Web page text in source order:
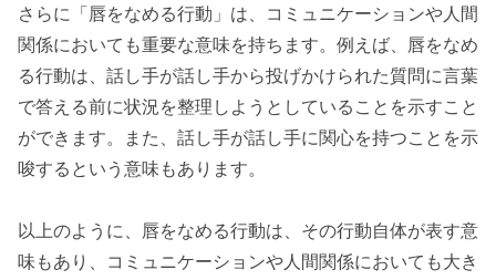
さらに「唇をなめる行動」は、コミュニケーションや人間
関係においても重要な意味を持ちます。例えば、唇をなめ
る行動は、話し手が話し手から投げかけられた質問に言葉
で答える前に状況を整理しようとしていることを示すこと
ができます。また、話し手が話し手に関心を持つことを示
唆するという意味もあります。
以上のように、唇をなめる行動は、その行動自体が表す意
味もあり、コミュニケーションや人間関係においても大き